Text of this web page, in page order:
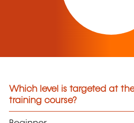
Which level is targeted at
training course?